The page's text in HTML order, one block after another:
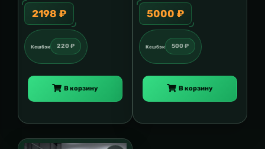
2198 ₽
Кешбэк 220 ₽
В корзину
5000 ₽
Кешбэк 500 ₽
В корзину